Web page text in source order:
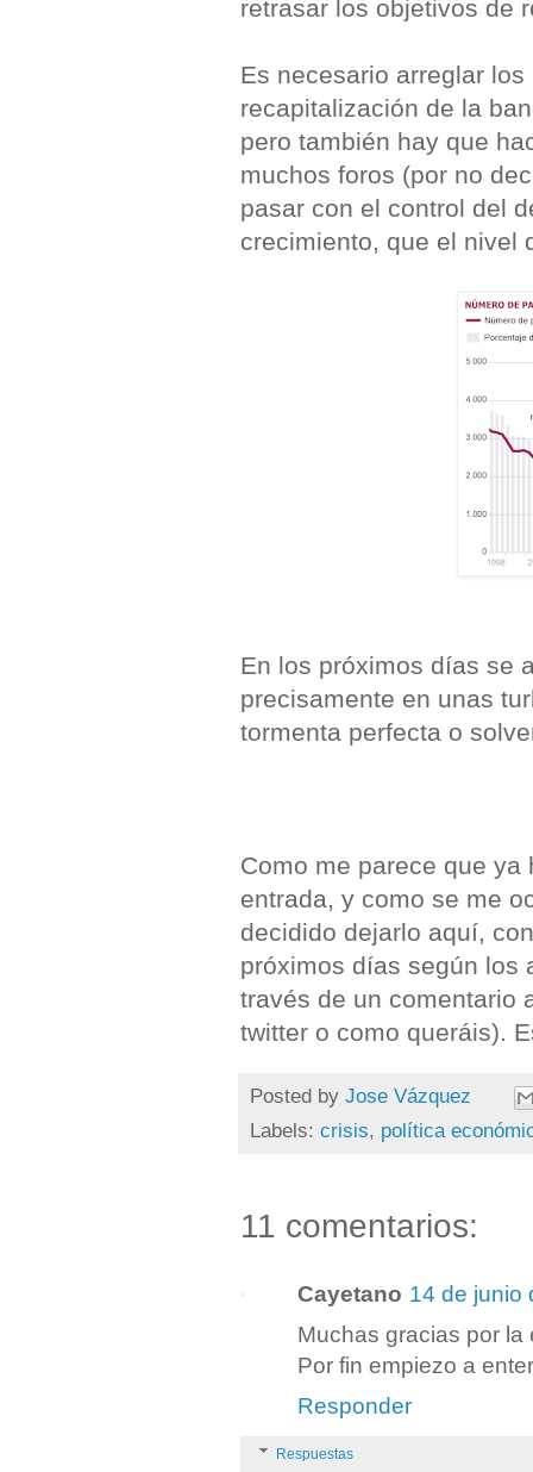
retrasar los objetivos de
Es necesario arreglar los
recapitalización de la
pero también hay que
muchos foros (por no
pasar con el control del
crecimiento, que el nivel
En los próximos días se
precisamente en unas
tormenta perfecta o
Como me parece que
entrada, y como se me
decidido dejarlo aquí,
próximos días según los
través de un comentario
twitter o como queráis).
Posted by Jose Vázquez
Labels: crisis, política
11 comentarios:
Cayetano 14 de junio
Muchas gracias por la
Por fin empiezo a
Responder
Respuestas